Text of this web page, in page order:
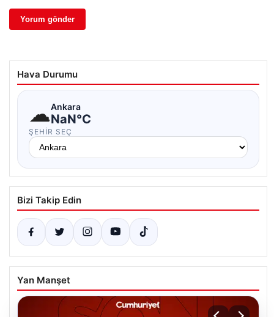
Hava Durumu
☁Ankara
NaN°C
ŞEHIR SEÇ
Bizi Takip Edin
Yan Manşet